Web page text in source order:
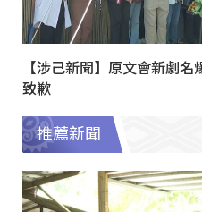
【涉己新聞】原文會新劇
致歉
推薦新聞